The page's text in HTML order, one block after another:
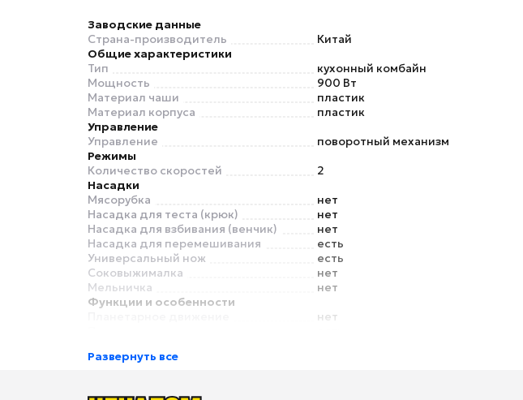
Заводские данные
Страна-производитель
Китай
Общие характеристики
Тип
кухонный комбайн
Мощность
900 Вт
Материал чаши
пластик
Материал корпуса
пластик
Управление
Управление
поворотный механизм
Режимы
Количество скоростей
2
Насадки
Мясорубка
нет
Насадка для теста (крюк)
нет
Насадка для взбивания (венчик)
нет
Насадка для перемешивания
есть
Универсальный нож
есть
Соковыжималка
нет
Мельничка
нет
Функции и особенности
нет
Безопасность
Развернуть все